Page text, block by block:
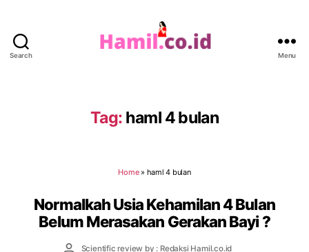
Search Menu
Tag: haml 4 bulan
Home» haml 4 bulan
Normalkah Usia Kehamilan 4 Bulan
Belum Merasakan Gerakan Bayi ?
PostScientific review by : Redaksi Hamil.co.id